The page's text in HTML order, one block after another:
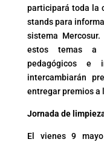
participará toda la
stands para
sistema
estos temas a
pedagógicos e
intercambiarán
entregar premios a
Jornada de
El vienes 9